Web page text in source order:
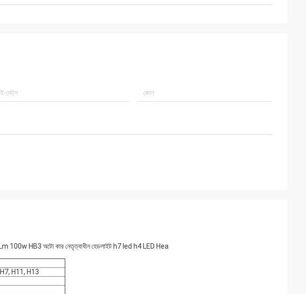
100w HB3 অটো কার নেতৃত্বাধীন হেডলাইট h7 led h4 LED Hea
H11, H13